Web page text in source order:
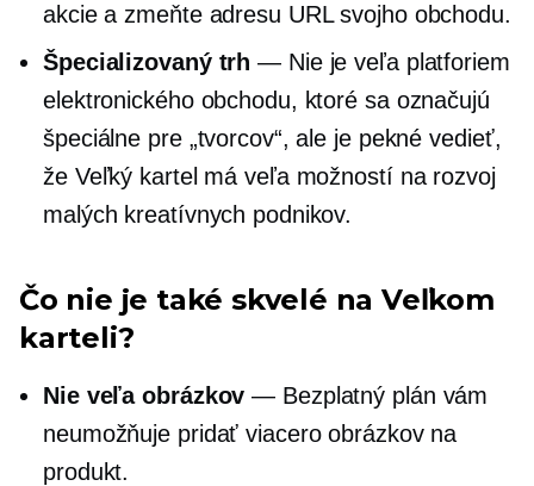
akcie a zmeňte adresu URL svojho obchodu.
Špecializovaný trh — Nie je veľa platforiem
elektronického obchodu, ktoré sa označujú
špeciálne pre „tvorcov“, ale je pekné vedieť,
že Veľký kartel má veľa možností na rozvoj
malých kreatívnych podnikov.
Čo nie je také skvelé na Veľkom
karteli?
Nie veľa obrázkov — Bezplatný plán vám
neumožňuje pridať viacero obrázkov na
produkt.